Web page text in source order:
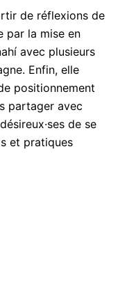
de réflexions de
par la mise en
avec plusieurs
Enfin, elle
positionnement
partager avec
de se
et pratiques